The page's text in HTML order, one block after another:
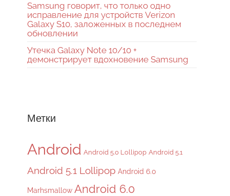
Samsung говорит, что только одно
исправление для устройств Verizon
Galaxy S10, заложенных в последнем
обновлении
Утечка Galaxy Note 10/10 +
демонстрирует вдохновение Samsung
Метки
Android Android 5.0 Lollipop Android 5.1
Android 5.1 Lollipop Android 6.0
Marhsmallow Android 6.0